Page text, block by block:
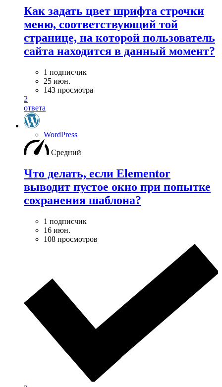
Как задать цвет шрифта строчки
меню, соответствующий той
странице, на которой пользователь
сайта находится в данный момент?
1 подписчик
25 июн.
143 просмотра
2
ответа
WordPress
Средний
Что делать, если Elementor
выводит пустое окно при попытке
сохранения шаблона?
1 подписчик
16 июн.
108 просмотров